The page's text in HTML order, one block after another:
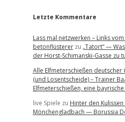
Letzte Kommentare
Lass mal netzwerken – Links
betonflüstererzu „Tatort“ —
der Horst-Schimanski-Gasse zu
Alle Elfmeterschießen deutscher
(und Losentscheide) – Trainer
Elfmeterschießen, eine
live Spiele zu Hinter den
Mönchengladbach — Borussia